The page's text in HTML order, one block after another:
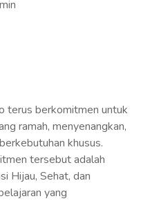
terus berkomitmen untuk
ramah, menyenangkan,
khusus.
tersebut adalah
Hijau, Sehat, dan
yang